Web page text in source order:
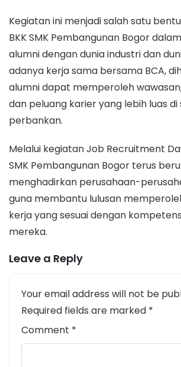
Kegiatan ini menjadi salah satu
BKK SMK Pembangunan Bogor
alumni dengan dunia industri dan
adanya kerja sama bersama BCA,
alumni dapat memperoleh
dan peluang karier yang lebih luas
perbankan.
Melalui kegiatan Job Recruitment
SMK Pembangunan Bogor terus
menghadirkan perusahaan-
guna membantu lulusan
kerja yang sesuai dengan
mereka.
Leave a Reply
Your email address will not be
Required fields are marked *
Comment *